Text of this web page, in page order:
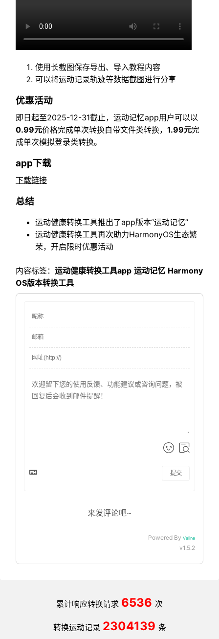
使用长截图保存导出、导入教程内容
可以将运动记录轨迹等数据截图进行分享
优惠活动
即日起至2025-12-31截止，运动记忆app用户可以以
0.99元价格完成单次转换自带文件类转换， 1.99元完
成单次模拟登录类转换。
app下载
下载链接
总结
运动健康转换工具推出了app版本“运动记忆”
运动健康转换工具再次助力HarmonyOS生态繁
荣，开启限时优惠活动
内容标签： 运动健康转换工具app 运动记忆 Harmony
OS版本转换工具
提交
来发评论吧~
Powered By Valine
v1.5.2
累计响应转换请求 6536 次
转换运动记录 2304139 条